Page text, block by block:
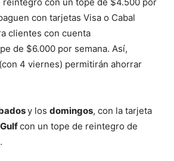
con tarjetas Visa o Cabal
clientes con cuenta
de $6.000 por semana. Así,
4 viernes) permitirán ahorrar
y los domingos, con la tarjeta
Gulfcon un tope de reintegro de